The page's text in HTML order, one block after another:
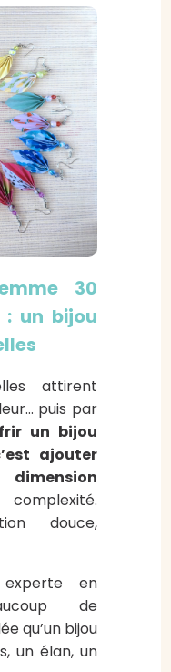
30
: un bijou
attirent
puis par
un bijou
ajouter
douce,
en
de
qu’un bijou
un élan, un